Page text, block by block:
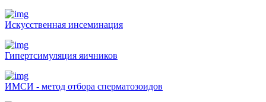
Искусственная инсеминация
Гипертсимуляция яичников
ИМСИ - метод отбора сперматозоидов